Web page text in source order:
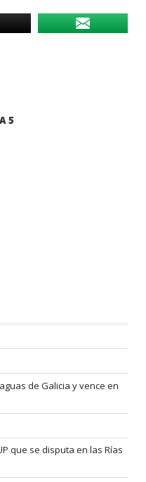
5
de Galicia y vence en
que se disputa en las Rías